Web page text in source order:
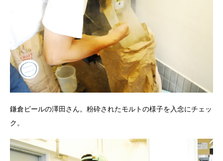
鎌倉ビールの澤田さん。粉砕されたモルトの様子を入念にチェッ
ク。